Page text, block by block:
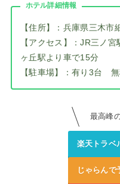
ホテル詳細情報
【住所】：兵庫県三木
【アクセス】：JR三ノ
ヶ丘駅より車で15分
【駐車場】：有り3台 無
最高峰
楽天トラベ
じゃらんで